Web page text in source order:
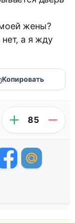
жены?
а я жду
Копировать
85